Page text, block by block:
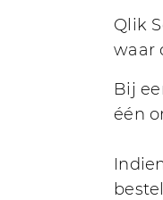
Qlik
waar
Bij
één